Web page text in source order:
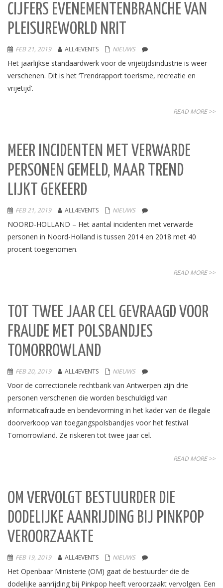
CIJFERS EVENEMENTENBRANCHE VAN
PLEISUREWORLD NRIT
FEB 21, 2019 ALL4EVENTS NIEUWS
Het jaarlijkse standaardwerk voor de vrijetijdsindustrie is weer
verschenen. Dit is het ‘Trendrapport toerisme, recreatie en
vrijetijd’.
READ MORE >>
MEER INCIDENTEN MET VERWARDE
PERSONEN GEMELD, MAAR TREND
LIJKT GEKEERD
FEB 21, 2019 ALL4EVENTS NIEUWS
NOORD-HOLLAND – Het aantal incidenten met verwarde
personen in Noord-Holland is tussen 2014 en 2018 met 40
procent toegenomen.
READ MORE >>
TOT TWEE JAAR CEL GEVRAAGD VOOR
FRAUDE MET POLSBANDJES
TOMORROWLAND
FEB 20, 2019 ALL4EVENTS NIEUWS
Voor de correctionele rechtbank van Antwerpen zijn drie
personen verschenen die worden beschuldigd van
informaticafraude en bendevorming in het kader van de illegale
doorverkoop van toegangspolsbandjes voor het festival
Tomorrowland. Ze riskeren tot twee jaar cel.
READ MORE >>
OM VERVOLGT BESTUURDER DIE
DODELIJKE AANRIJDING BIJ PINKPOP
VEROORZAAKTE
FEB 19, 2019 ALL4EVENTS NIEUWS
Het Openbaar Ministerie (OM) gaat de bestuurder die de
dodelijke aanrijding bij Pinkpop heeft veroorzaakt vervolgen. Een